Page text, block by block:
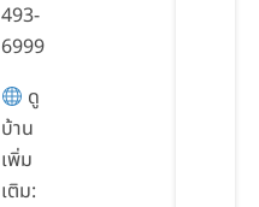
493-
6999
ดู
บ้าน
เพิ่ม
เติม: